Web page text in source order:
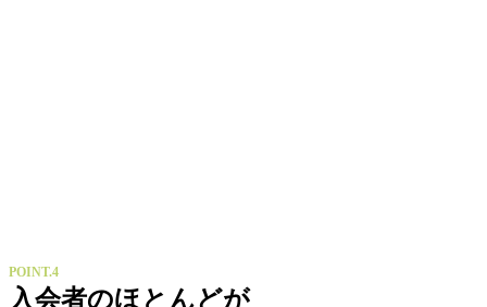
POINT.4
入会者のほとんどが